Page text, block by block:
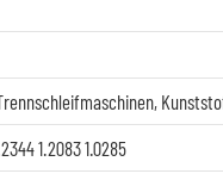
1.2083 1.0285